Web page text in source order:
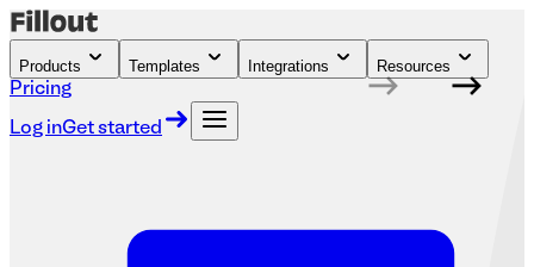
Products Templates Integrations Resources
Pricing
Log inGet started